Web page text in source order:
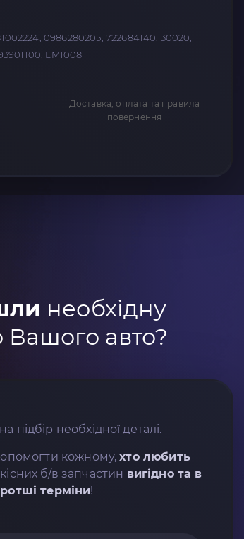
0986280205, 722684140, 30020,
LM1008
Доставка, оплата та правила
повернення
необхідну
Вашого авто?
підбір необхідної деталі.
кожному,хто любить
б/в запчастин вигідно та в
терміни!